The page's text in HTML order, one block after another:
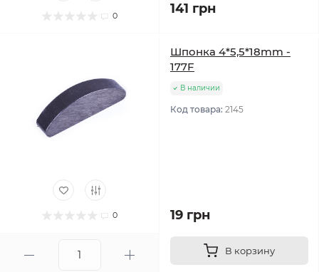
0 141 грн
0
Шпонка 4*5,5*18mm -
177F
В наличии
Код товара: 2145
19 грн
В корзину